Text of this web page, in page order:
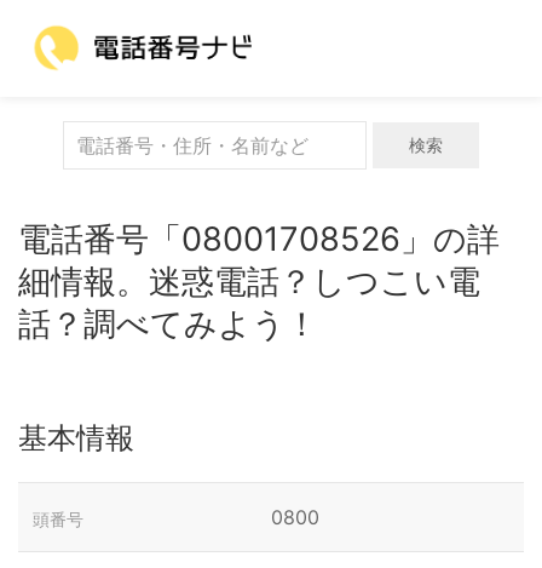
検索
電話番号「08001708526」の詳
細情報。迷惑電話？しつこい電
話？調べてみよう！
基本情報
頭番号 0800